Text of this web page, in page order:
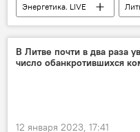
Энергетика. LIVE
Ингрида Шимоните
компенсация
В Литве почти в два раза
число обанкротившихся
12 января 2023, 17:41